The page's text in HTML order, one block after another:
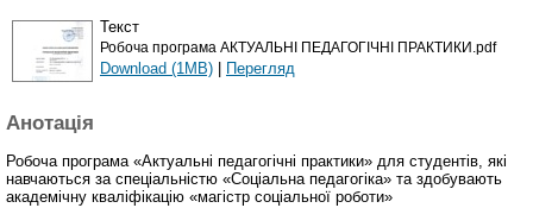
Текст
Робоча програма АКТУАЛЬНІ ПЕДАГОГІЧНІ ПРАКТИКИ.pdf
Download (1MB) | Перегляд
Анотація
Робоча програма «Актуальні педагогічні практики» для студентів, які
навчаються за спеціальністю «Соціальна педагогіка» та здобувають
академічну кваліфікацію «магістр соціальної роботи»